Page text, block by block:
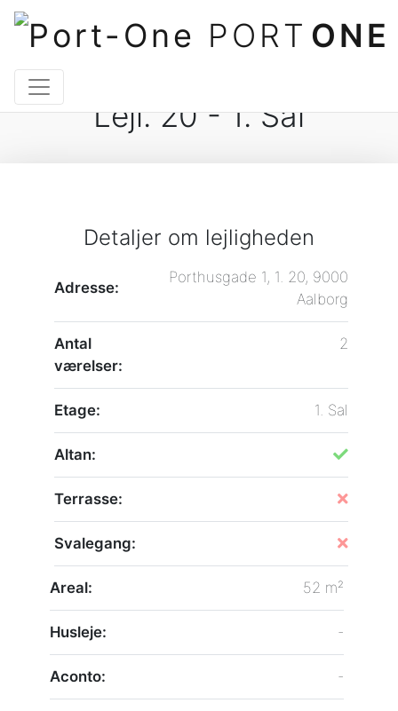
PORT ONE
Lejl. 20 - 1. Sal
Detaljer om lejligheden
Adresse:
Porthusgade 1, 1. 20, 9000
Aalborg
Antal
værelser:
2
Etage: 1. Sal
Altan:
Terrasse:
Svalegang:
Areal: 52 m²
Husleje: -
Aconto: -